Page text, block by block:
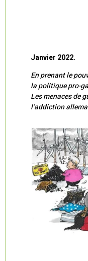
Janvier 2022.
En prenant le
la politique pro-
Les menaces de
l’addiction